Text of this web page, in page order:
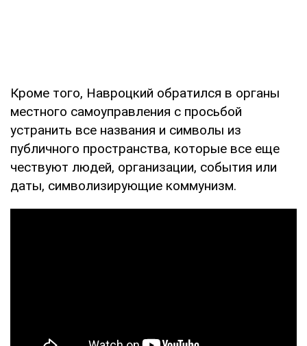
Кроме того, Навроцкий обратился в органы
местного самоуправления с просьбой
устранить все названия и символы из
публичного пространства, которые все еще
чествуют людей, организации, события или
даты, символизирующие коммунизм.